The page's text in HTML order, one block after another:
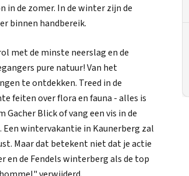
in de zomer. In de winter zijn de
binnen handbereik.
met de minste neerslag en de
pure natuur! Van het
te ontdekken. Treed in de
feiten over flora en fauna - alles is
Blick of vang een vis in de
Een wintervakantie in Kaunerberg zal
Maar dat betekent niet dat je actie
en de Fendels winterberg als de top